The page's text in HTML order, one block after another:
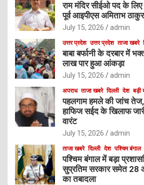
राम मंदिर सीईओ पद के
पूर्व आइपीएस अमिताभ
July 15, 2026 admin
उत्तर प्रदेश उत्तर प्रदेश ताजा खबरे
बाबा बर्फानी के दरबार में
लाख पार हुआ आंकड़ा
July 15, 2026 admin
अपराध ताजा खबरे दिल्ली देश बड़ी
पहलगाम हमले की जांच
हाफिज सईद के खिलाफ
वारंट
July 15, 2026 admin
ताजा खबरे दिल्ली देश पश्चिम बंगाल
पश्चिम बंगाल में बड़ा
सुप्रतिम सरकार समेत 28
का तबादला